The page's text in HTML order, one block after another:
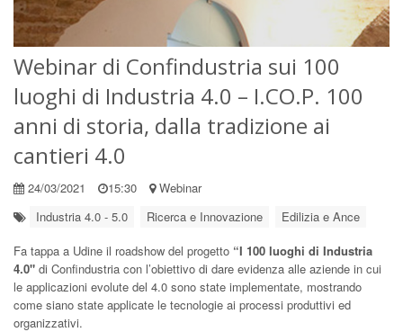
Webinar di Confindustria sui 100
luoghi di Industria 4.0 – I.CO.P. 100
anni di storia, dalla tradizione ai
cantieri 4.0
24/03/2021 15:30
Webinar
Industria 4.0 - 5.0
Ricerca e Innovazione
Edilizia e Ance
Fa tappa a Udine il roadshow del progetto “I 100 luoghi di Industria
4.0" di Confindustria con l’obiettivo di dare evidenza alle aziende in cui
le applicazioni evolute del 4.0 sono state implementate, mostrando
come siano state applicate le tecnologie ai processi produttivi ed
organizzativi.